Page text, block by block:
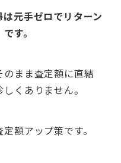
元手ゼロでリターン
す。
まま査定額に直結
くありません。
額アップ策です。